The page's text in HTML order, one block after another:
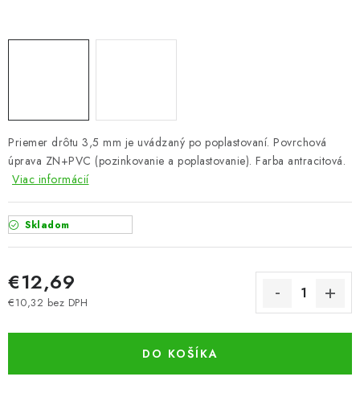
Priemer drôtu 3,5 mm je uvádzaný po poplastovaní. Povrchová
úprava ZN+PVC (pozinkovanie a poplastovanie). Farba antracitová.
Viac informácií
Skladom
€12,69
€10,32 bez DPH
DO KOŠÍKA